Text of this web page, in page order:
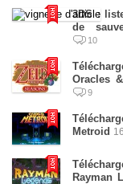
3DS :
de
10
Oracles
9
Metroid
Rayman